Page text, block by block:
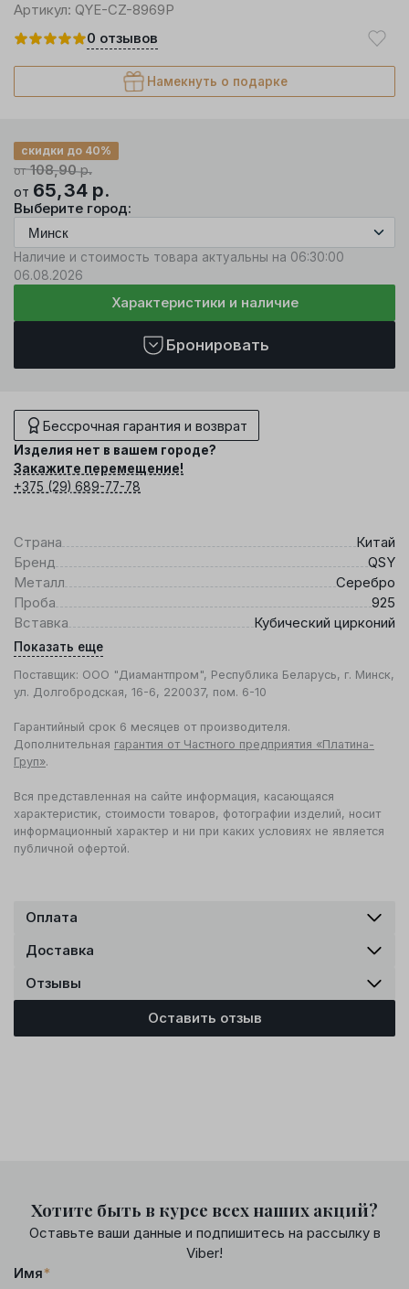
Артикул: QYE-CZ-8969P
0 отзывов
Намекнуть о подарке
от108,90р.
скидки до 40%
от 65,34 р.
Выберите город:
Наличие и стоимость товара актуальны на 06:30:00
06.08.2026
Характеристики и наличие
Бронировать
Бессрочная гарантия и возврат
Изделия нет в вашем городе?
Закажите перемещение!
+375 (29) 689-77-78
Страна
Китай
Бренд
QSY
Металл
Серебро
Проба
925
Вставка
Кубический цирконий
Показать еще
Поставщик: ООО "Диамантпром", Республика Беларусь, г. Минск,
ул. Долгобродская, 16-6, 220037, пом. 6-10
Гарантийный срок 6 месяцев от производителя.
Дополнительная гарантия от Частного предприятия «Платина-
Груп».
Вся представленная на сайте информация, касающаяся
характеристик, стоимости товаров, фотографии изделий, носит
информационный характер и ни при каких условиях не является
публичной офертой.
Оплата
Доставка
Отзывы
Оставить отзыв
Хотите быть в курсе всех наших акций?
Оставьте ваши данные и подпишитесь на рассылку в
Viber!
Имя*